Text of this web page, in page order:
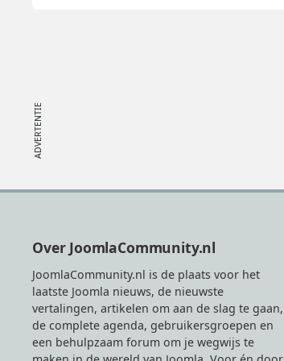
Over JoomlaCommunity.nl
JoomlaCommunity.nl is de plaats voor het
laatste Joomla nieuws, de nieuwste
vertalingen, artikelen om aan de slag te gaan,
de complete agenda, gebruikersgroepen en
een behulpzaam forum om je wegwijs te